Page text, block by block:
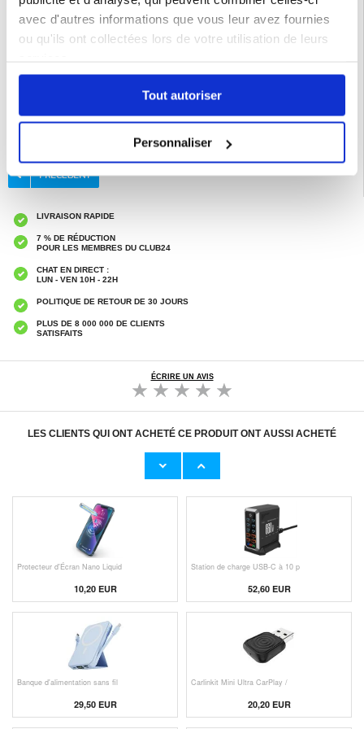
avec d'autres informations que vous leur avez fournies
ou qu'ils ont collectées lors de votre utilisation de leurs
Tout autoriser
Personnaliser
Protégez votre Motorola Edge 60 Stylus avec style grâce à cette housse en
TPU souple, qui offre un mélange idéal de protection, d'élégance et de praticité.
Compatibilité : Motorola Edge 60 Stylus
Catégories associées:Accessoires téléphone,Coque & Accessoires Motorola,
Motorola Edge 60 Stylus Coque & Accessoires
LIVRAISON RAPIDE
7 % DE RÉDUCTION
POUR LES MEMBRES DU CLUB24
CHAT EN DIRECT :
LUN - VEN 10H - 22H
POLITIQUE DE RETOUR DE 30 JOURS
PLUS DE 8 000 000 DE CLIENTS
SATISFAITS
ÉCRIRE UN AVIS
LES CLIENTS QUI ONT ACHETÉ CE PRODUIT ONT AUSSI ACHETÉ
Câble Apple Lightning d'Origin
Protecteur d'Écran Nano Liquid
10,20 EUR
Station de charge USB-C à 10 p
52,60 EUR
Banque d'alimentation sans fil
29,50 EUR
Carlinkit Mini Ultra CarPlay /
20,20 EUR